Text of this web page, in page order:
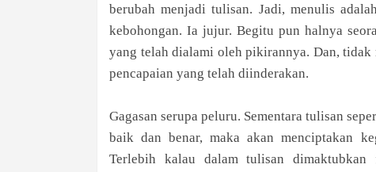
berubah menjadi tulisan. Jadi, menulis
kebohongan. Ia jujur. Begitu pun halnya
yang telah dialami oleh pikirannya. Dan,
pencapaian yang telah diinderakan.
Gagasan serupa peluru. Sementara tulisan
baik dan benar, maka akan menciptakan
Terlebih kalau dalam tulisan dimaktubkan